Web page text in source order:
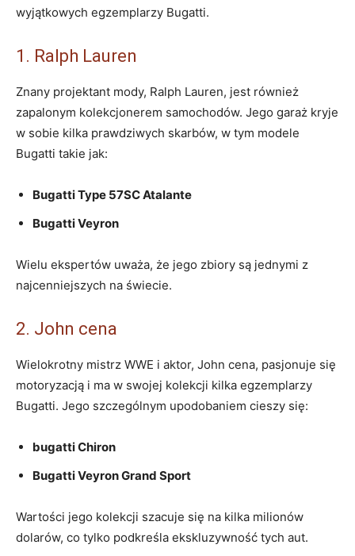
wyjątkowych egzemplarzy ‌Bugatti.
1. Ralph Lauren
Znany projektant mody, Ralph Lauren, jest również
zapalonym kolekcjonerem samochodów. Jego garaż kryje
w sobie kilka prawdziwych skarbów, w tym modele
Bugatti takie jak:
Bugatti Type 57SC Atalante
Bugatti Veyron
Wielu ekspertów uważa, że jego⁣ zbiory ​są jednymi z
najcenniejszych na świecie.
2.⁤ John cena
Wielokrotny mistrz WWE i aktor, John⁣ cena, pasjonuje się
motoryzacją ‍i ma w swojej kolekcji kilka egzemplarzy
Bugatti. Jego szczególnym upodobaniem‌ cieszy ‌się:
bugatti Chiron
Bugatti⁣ Veyron Grand Sport
Wartości jego kolekcji szacuje się na kilka milionów
dolarów, co tylko podkreśla ekskluzywność tych aut.